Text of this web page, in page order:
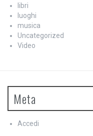
libri
luoghi
musica
Uncategorized
Video
Meta
Accedi